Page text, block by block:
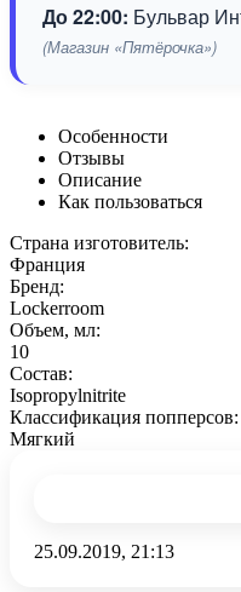
До 22:00: Бульвар
(Магазин «Пятёрочка»)
Особенности
Отзывы
Описание
Как пользоваться
Страна изготовитель:
Франция
Бренд:
Lockerroom
Объем, мл:
10
Состав:
Isopropylnitrite
Классификация попперсов:
Мягкий
25.09.2019, 21:13